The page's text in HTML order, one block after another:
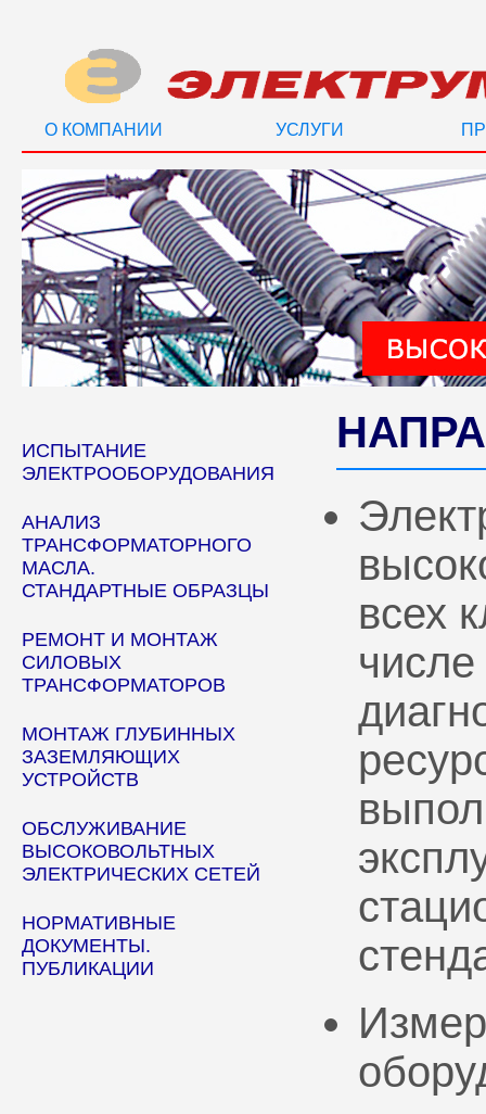
О КОМПАНИИ УСЛУГИ
ИСПЫТАНИЕ
ЭЛЕКТРООБОРУДОВАНИЯ
АНАЛИЗ
ТРАНСФОРМАТОРНОГО
МАСЛА.
СТАНДАРТНЫЕ ОБРАЗЦЫ
РЕМОНТ И МОНТАЖ
СИЛОВЫХ
ТРАНСФОРМАТОРОВ
МОНТАЖ ГЛУБИННЫХ
ЗАЗЕМЛЯЮЩИХ
УСТРОЙСТВ
ОБСЛУЖИВАНИЕ
ВЫСОКОВОЛЬТНЫХ
ЭЛЕКТРИЧЕСКИХ СЕТЕЙ
НОРМАТИВНЫЕ
ДОКУМЕНТЫ.
ПУБЛИКАЦИИ
всех